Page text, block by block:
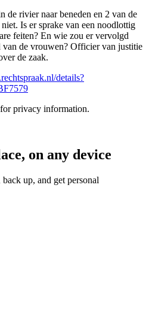
de rivier naar beneden en 2 van de
Is er sprake van een noodlottig
feiten? En wie zou er vervolgd
de vrouwen? Officier van justitie
de zaak.
details?
privacy information.
on any device
up, and get personal